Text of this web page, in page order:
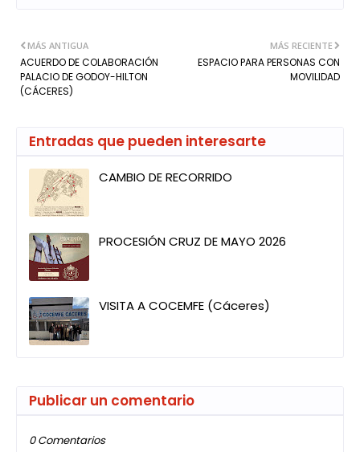
MÁS RECIENTE
ESPACIO PARA PERSONAS CON
MOVILIDAD
MÁS ANTIGUA
ACUERDO DE COLABORACIÓN
PALACIO DE GODOY-HILTON
(CÁCERES)
Entradas que pueden interesarte
CAMBIO DE RECORRIDO
PROCESIÓN CRUZ DE MAYO 2026
VISITA A COCEMFE (Cáceres)
Publicar un comentario
0 Comentarios